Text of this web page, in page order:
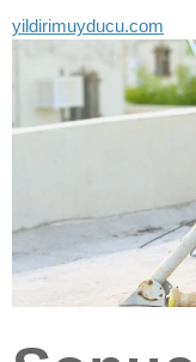
yildirimuyducu.com